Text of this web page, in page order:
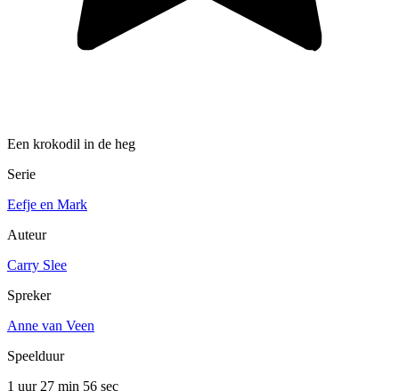
Een krokodil in de heg
Serie
Eefje en Mark
Auteur
Carry Slee
Spreker
Anne van Veen
Speelduur
1 uur 27 min 56 sec